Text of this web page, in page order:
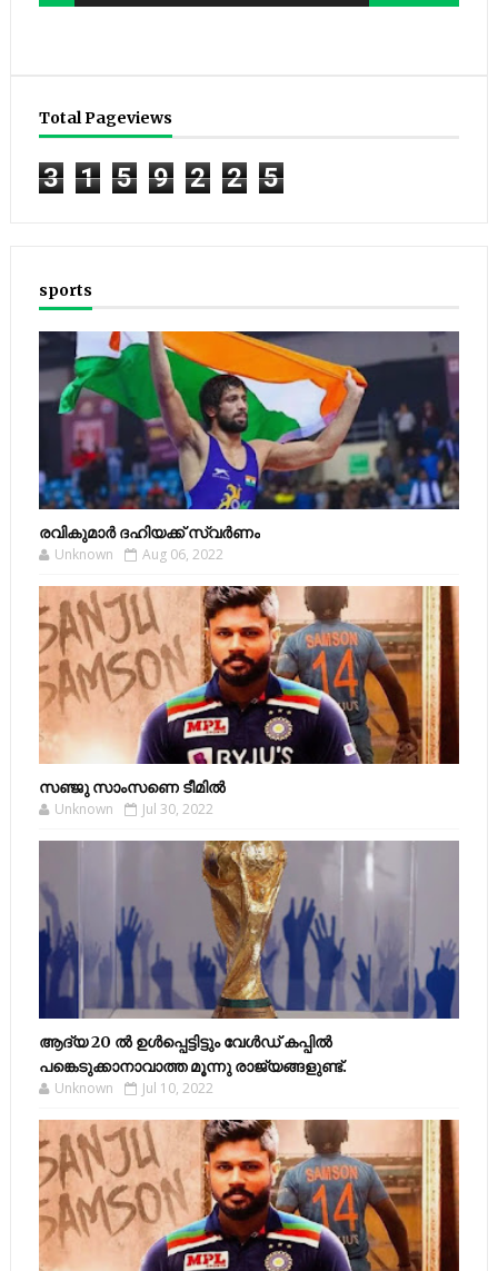
Total Pageviews
3 1 5 9 2 2 5
sports
രവികുമാര്‍ ദഹിയക്ക് സ്വര്‍ണം
Unknown Aug 06, 2022
സഞ്ജു സാംസണെ ടീമില്‍
Unknown Jul 30, 2022
ആദ്യ 20 ല്‍ ഉള്‍പ്പെട്ടിട്ടും വേള്‍ഡ് കപ്പില്‍
പങ്കെടുക്കാനാവാത്ത മൂന്നു രാജ്യങ്ങളുണ്ട്.
Unknown Jul 10, 2022